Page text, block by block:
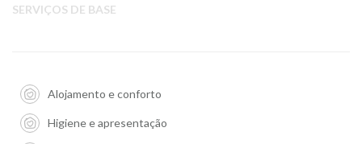
SERVIÇOS DE BASE
Alojamento e conforto
Higiene e apresentação